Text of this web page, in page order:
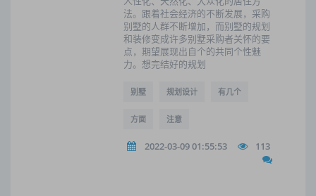
法。跟着社会经济的不断发展，采购
别墅的人群不断增加，而别墅的规划
和装修变成许多别墅采购者关怀的要
点，期望展现出自个的共同个性魅
力。想完结好的规划
别墅 规划设计 有几个
方面 注意
2022-03-09 01:55:53 113